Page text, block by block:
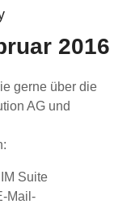
2016
gerne über die
AG und
Suite
Mail-